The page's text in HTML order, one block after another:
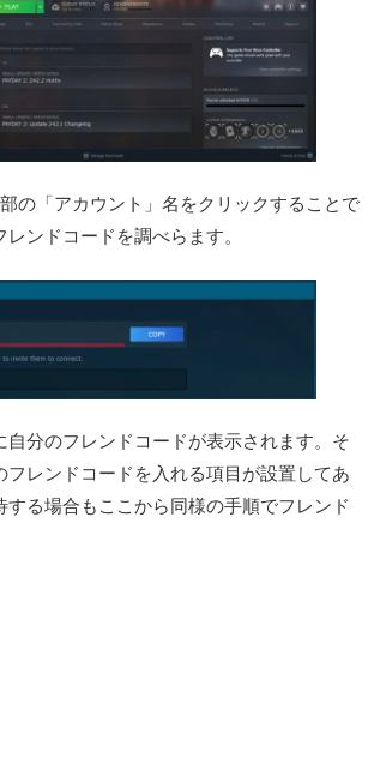
の「アカウント」名をクリックすることで
レンドコードを調べらます。
自分のフレンドコードが表示されます。そ
フレンドコードを入れる項目が設置してあ
する場合もここから同様の手順でフレンド